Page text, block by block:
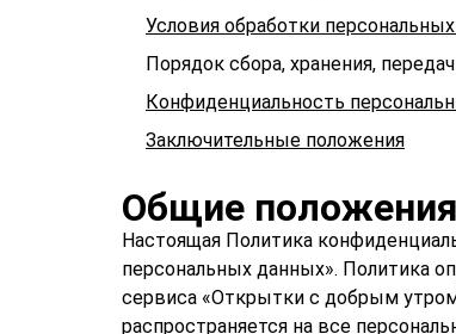
Условия обработки
Порядок сбора, хранения,
Конфиденциальность
Заключительные положения
Общие положения
Настоящая Политика
персональных данных». Политика
сервиса «Открытки с добрым
распространяется на все